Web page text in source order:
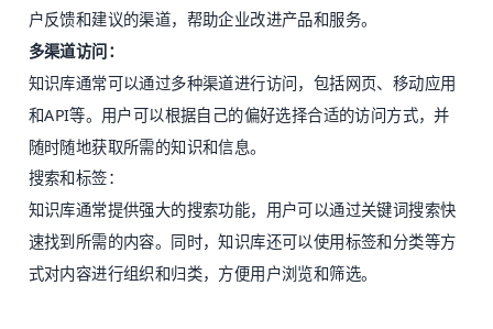
户反馈和建议的渠道，帮助企业改进产品和服务。
多渠道访问：
知识库通常可以通过多种渠道进行访问，包括网页、移动应用
和API等。用户可以根据自己的偏好选择合适的访问方式，并
随时随地获取所需的知识和信息。
搜索和标签：
知识库通常提供强大的搜索功能，用户可以通过关键词搜索快
速找到所需的内容。同时，知识库还可以使用标签和分类等方
式对内容进行组织和归类，方便用户浏览和筛选。